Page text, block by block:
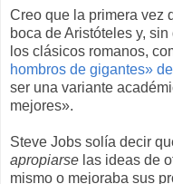
Creo que la primera vez
boca de Aristóteles y,
los clásicos romanos,
hombros de gigantes»
ser una variante
mejores».
Steve Jobs solía decir
apropiarse las ideas de
mismo o mejoraba sus